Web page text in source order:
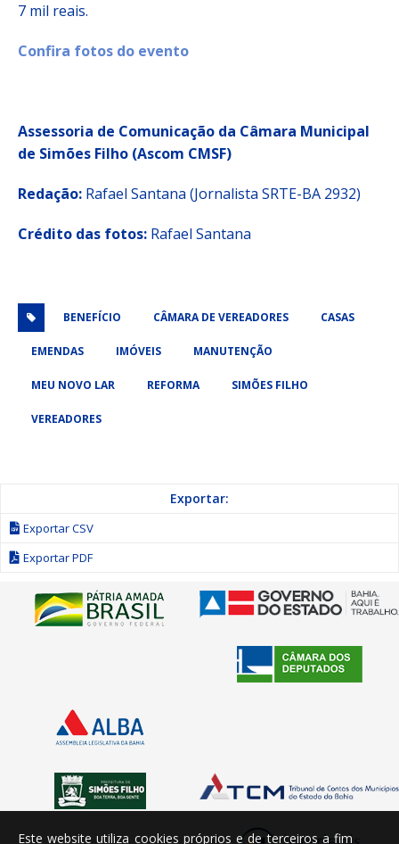
7 mil reais.
Confira fotos do evento
Assessoria de Comunicação da Câmara Municipal
de Simões Filho (Ascom CMSF)
Redação: Rafael Santana (Jornalista SRTE-BA 2932)
Crédito das fotos: Rafael Santana
BENEFÍCIO CÂMARA DE VEREADORES CASAS
EMENDAS IMÓVEIS MANUTENÇÃO
MEU NOVO LAR REFORMA SIMÕES FILHO
VEREADORES
Exportar:
Exportar CSV
Exportar PDF
Este website utiliza cookies próprios e de terceiros a fim